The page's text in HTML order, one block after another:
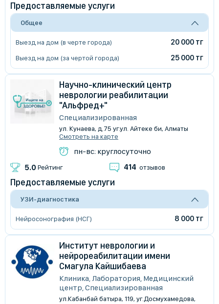
Предоставляемые услуги
Общее
Выезд на дом (в черте города) 20 000 тг
Выезд на дом (за чертой города) 25 000 тг
Научно-клинический центр
неврологии реабилитации
"Альфред+"
Специализированная
ул. Кунаева, д.75 уг.ул. Айтеке би, Алматы
Смотреть на карте
пн-вс: круглосуточно
5.0 Рейтинг 414 отзывов
Предоставляемые услуги
УЗИ-диагностика
Нейросонография (НСГ) 8 000 тг
Институт неврологии и
нейрореабилитации имени
Смагула Кайшибаева
Клиника, Лаборатория, Медицинский
центр, Специализированная
​ул.Кабанбай батыра, 119, уг.Досмухамедова,